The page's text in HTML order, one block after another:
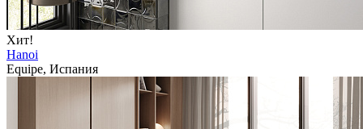
Хит!
Hanoi
Equipe, Испания